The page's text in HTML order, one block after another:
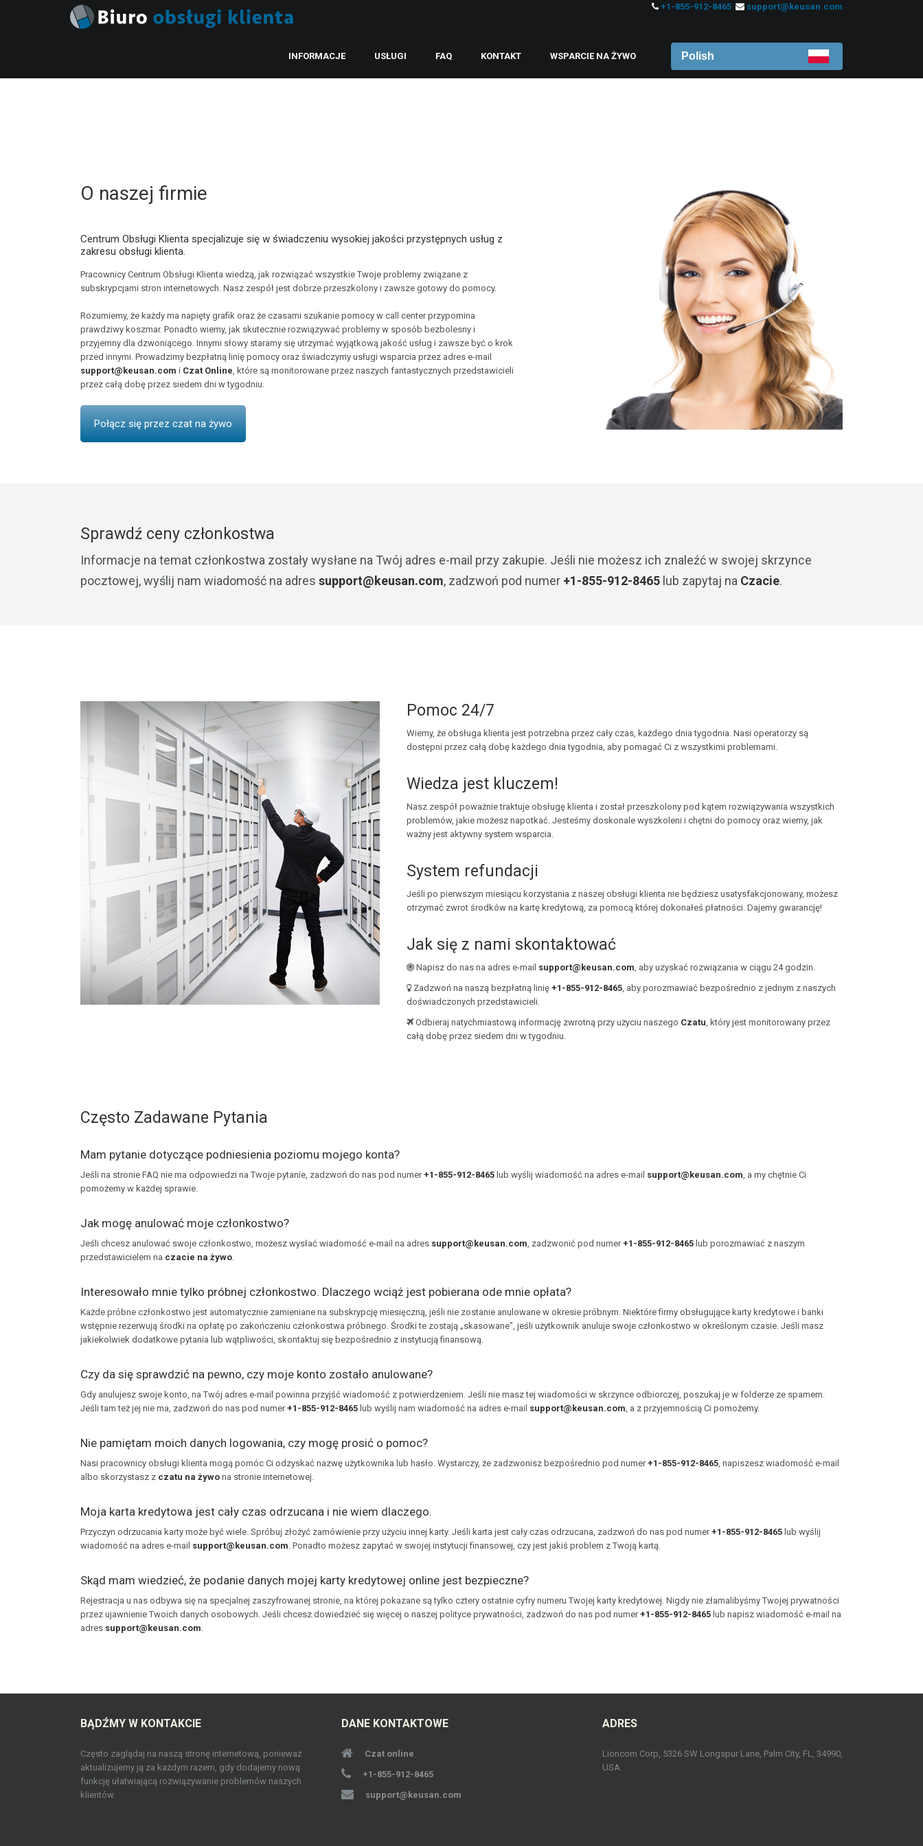
+1-855-912-8465 support@keusan.com
INFORMACJE USŁUGI FAQ KONTAKT WSPARCIE NA ŻYWO Polish
O naszej firmie
Centrum Obsługi Klienta specjalizuje się w świadczeniu wysokiej jakości przystępnych usług z
zakresu obsługi klienta.
Pracownicy Centrum Obsługi Klienta wiedzą, jak rozwiązać wszystkie Twoje problemy związane z
subskrypcjami stron internetowych. Nasz zespół jest dobrze przeszkolony i zawsze gotowy do pomocy.
Rozumiemy, że każdy ma napięty grafik oraz że czasami szukanie pomocy w call center przypomina
prawdziwy koszmar. Ponadto wiemy, jak skutecznie rozwiązywać problemy w sposób bezbolesny i
przyjemny dla dzwoniącego. Innymi słowy staramy się utrzymać wyjątkową jakość usług i zawsze być o krok
przed innymi. Prowadzimy bezpłatną linię pomocy oraz świadczymy usługi wsparcia przez adres e-mail
support@keusan.com i Czat Online, które są monitorowane przez naszych fantastycznych przedstawicieli
przez całą dobę przez siedem dni w tygodniu.
Połącz się przez czat na żywo
Sprawdź ceny członkostwa
Informacje na temat członkostwa zostały wysłane na Twój adres e-mail przy zakupie. Jeśli nie możesz ich znaleźć w swojej skrzynce
pocztowej, wyślij nam wiadomość na adres support@keusan.com, zadzwoń pod numer +1-855-912-8465 lub zapytaj na Czacie.
Pomoc 24/7
Wiemy, że obsługa klienta jest potrzebna przez cały czas, każdego dnia tygodnia. Nasi operatorzy są
dostępni przez całą dobę każdego dnia tygodnia, aby pomagać Ci z wszystkimi problemami.
Wiedza jest kluczem!
Nasz zespół poważnie traktuje obsługę klienta i został przeszkolony pod kątem rozwiązywania wszystkich
problemów, jakie możesz napotkać. Jesteśmy doskonale wyszkoleni i chętni do pomocy oraz wiemy, jak
ważny jest aktywny system wsparcia.
System refundacji
Jeśli po pierwszym miesiącu korzystania z naszej obsługi klienta nie będziesz usatysfakcjonowany, możesz
otrzymać zwrot środków na kartę kredytową, za pomocą której dokonałeś płatności. Dajemy gwarancję!
Jak się z nami skontaktować
Napisz do nas na adres e-mail support@keusan.com, aby uzyskać rozwiązania w ciągu 24 godzin.
Zadzwoń na naszą bezpłatną linię +1-855-912-8465, aby porozmawiać bezpośrednio z jednym z naszych
doświadczonych przedstawicieli.
Odbieraj natychmiastową informację zwrotną przy użyciu naszego Czatu, który jest monitorowany przez
całą dobę przez siedem dni w tygodniu.
Często Zadawane Pytania
Mam pytanie dotyczące podniesienia poziomu mojego konta?
Jeśli na stronie FAQ nie ma odpowiedzi na Twoje pytanie, zadzwoń do nas pod numer+1-855-912-8465 lub wyślij wiadomość na adres e-mail support@keusan.com, a my chętnie Ci
pomożemy w każdej sprawie.
Jak mogę anulować moje członkostwo?
Jeśli chcesz anulować swoje członkostwo, możesz wysłać wiadomość e-mail na adres support@keusan.com, zadzwonić pod numer+1-855-912-8465 lub porozmawiać z naszym
przedstawicielem na czacie na żywo.
Interesowało mnie tylko próbnej członkostwo. Dlaczego wciąż jest pobierana ode mnie opłata?
Każde próbne członkostwo jest automatycznie zamieniane na subskrypcję miesięczną, jeśli nie zostanie anulowane w okresie próbnym. Niektóre firmy obsługujące karty kredytowe i banki
wstępnie rezerwują środki na opłatę po zakończeniu członkostwa próbnego. Środki te zostają „skasowane”, jeśli użytkownik anuluje swoje członkostwo w określonym czasie. Jeśli masz
jakiekolwiek dodatkowe pytania lub wątpliwości, skontaktuj się bezpośrednio z instytucją finansową.
Czy da się sprawdzić na pewno, czy moje konto zostało anulowane?
Gdy anulujesz swoje konto, na Twój adres e-mail powinna przyjść wiadomość z potwierdzeniem. Jeśli nie masz tej wiadomości w skrzynce odbiorczej, poszukaj je w folderze ze spamem.
Jeśli tam też jej nie ma, zadzwoń do nas pod numer+1-855-912-8465 lub wyślij nam wiadomość na adres e-mail support@keusan.com, a z przyjemnością Ci pomożemy.
Nie pamiętam moich danych logowania, czy mogę prosić o pomoc?
Nasi pracownicy obsługi klienta mogą pomóc Ci odzyskać nazwę użytkownika lub hasło. Wystarczy, że zadzwonisz bezpośrednio pod numer+1-855-912-8465, napiszesz wiadomość e-mail
albo skorzystasz z czatu na żywo na stronie internetowej.
Moja karta kredytowa jest cały czas odrzucana i nie wiem dlaczego.
Przyczyn odrzucania karty może być wiele. Spróbuj złożyć zamówienie przy użyciu innej karty. Jeśli karta jest cały czas odrzucana, zadzwoń do nas pod numer+1-855-912-8465 lub wyślij
wiadomość na adres e-mail support@keusan.com. Ponadto możesz zapytać w swojej instytucji finansowej, czy jest jakiś problem z Twoją kartą.
Skąd mam wiedzieć, że podanie danych mojej karty kredytowej online jest bezpieczne?
Rejestracja u nas odbywa się na specjalnej zaszyfrowanej stronie, na której pokazane są tylko cztery ostatnie cyfry numeru Twojej karty kredytowej. Nigdy nie złamalibyśmy Twojej prywatności
przez ujawnienie Twoich danych osobowych. Jeśli chcesz dowiedzieć się więcej o naszej polityce prywatności, zadzwoń do nas pod numer+1-855-912-8465 lub napisz wiadomość e-mail na
adres support@keusan.com.
BĄDŹMY W KONTAKCIE
Często zaglądaj na naszą stronę internetową, ponieważ
aktualizujemy ją za każdym razem, gdy dodajemy nową
funkcję ułatwiającą rozwiązywanie problemów naszych
klientów.
DANE KONTAKTOWE
Czat online.
+1-855-912-8465
support@keusan.com
ADRES
Lioncom Corp, 5326 SW Longspur Lane, Palm City, FL, 34990,
USA